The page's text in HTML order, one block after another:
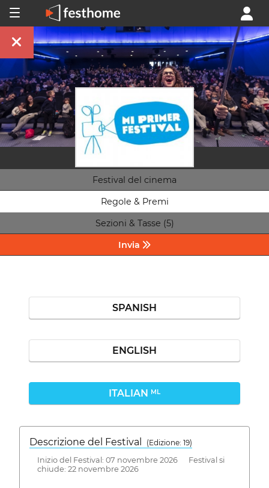
Festival del cinema
Regole & Premi
Sezioni & Tasse (5)
Invia
SPANISH
ENGLISH
ITALIAN ML
Descrizione del Festival
( Edizione: 19)
Inizio del Festival: 07 novembre 2026 Festival si
chiude: 22 novembre 2026